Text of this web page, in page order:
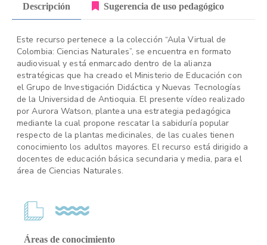
Descripción Sugerencia de uso pedagógico
Este recurso pertenece a la colección “Aula Virtual de
Colombia: Ciencias Naturales”, se encuentra en formato
audiovisual y está enmarcado dentro de la alianza
estratégicas que ha creado el Ministerio de Educación con
el Grupo de Investigación Didáctica y Nuevas Tecnologías
de la Universidad de Antioquia. El presente vídeo realizado
por Aurora Watson, plantea una estrategia pedagógica
mediante la cual propone rescatar la sabiduría popular
respecto de la plantas medicinales, de las cuales tienen
conocimiento los adultos mayores. El recurso está dirigido a
docentes de educación básica secundaria y media, para el
área de Ciencias Naturales.
Áreas de conocimiento